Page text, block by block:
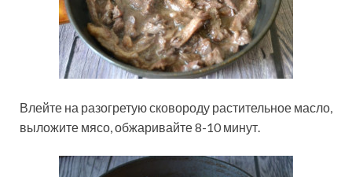
Влейте на разогретую сковороду растительное масло,
выложите мясо, обжаривайте 8-10 минут.